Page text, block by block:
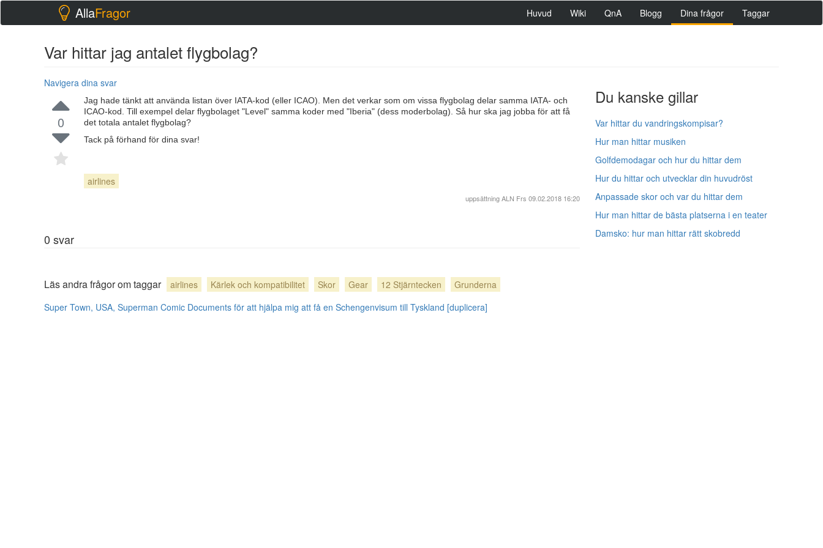
AllaFragor Huvud Wiki QnA Blogg Dina frågor Taggar
Var hittar jag antalet flygbolag?
Navigera dina svar
Du kanske gillar
Var hittar du vandringskompisar?
Hur man hittar musiken
Golfdemodagar och hur du hittar dem
Hur du hittar och utvecklar din huvudröst
Anpassade skor och var du hittar dem
Hur man hittar de bästa platserna i en teater
Damsko: hur man hittar rätt skobredd
0
Jag hade tänkt att använda listan över IATA-kod (eller ICAO). Men det verkar som om vissa flygbolag delar samma IATA- och
ICAO-kod. Till exempel delar flygbolaget "Level" samma koder med "Iberia" (dess moderbolag). Så hur ska jag jobba för att få
det totala antalet flygbolag?
Tack på förhand för dina svar!
airlines
uppsättningALN Frs 09.02.2018 16:20
0 svar
Läs andra frågor om taggar airlines Kärlek och kompatibilitet Skor Gear 12 Stjärntecken
Grunderna
Super Town, USA, Superman Comic Documents för att hjälpa mig att få en Schengenvisum till Tyskland [duplicera]